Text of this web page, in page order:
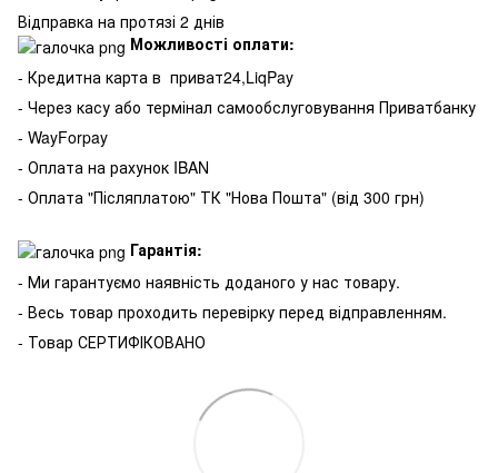
Відправка на протязі 2 днів
Можливості оплати:
- Кредитна карта в приват24,LiqPay
- Через касу або термінал самообслуговування Приватбанку
- WayForpay
- Оплата на рахунок IBAN
- Оплата "Післяплатою" ТК "Нова Пошта" (від 300 грн)
Гарантія:
- Ми гарантуємо наявність доданого у нас товару.
- Весь товар проходить перевірку перед відправленням.
- Товар СЕРТИФІКОВАНО